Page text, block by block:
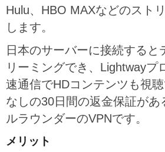
Hulu、HBO MAXなどのスト
します。
日本のサーバーに接続すると
リーミングでき、Lightwayプ
速通信でHDコンテンツも視
なしの30日間の返金保証があ
ルラウンダーのVPNです。
メリット